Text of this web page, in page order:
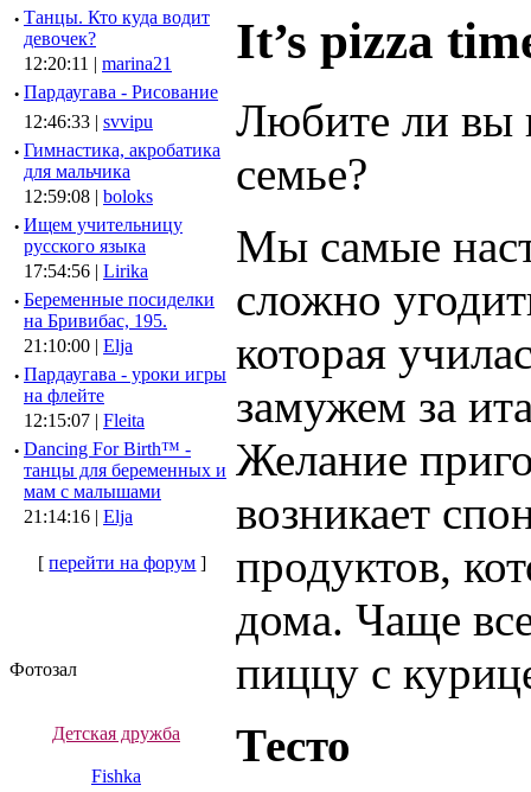
· Танцы. Кто куда водит
девочек?
12:20:11 | marina21
· Пардаугава - Рисование
12:46:33 | svvipu
· Гимнастика, акробатика
для мальчика
12:59:08 | boloks
· Ищем учительницу
русского языка
17:54:56 | Lirika
· Беременные посиделки
на Бривибас, 195.
21:10:00 | Elja
· Пардаугава - уроки игры
на флейте
12:15:07 | Fleita
· Dancing For Birth™ -
танцы для беременных и
мам с малышами
21:14:16 | Elja
[перейти на форум ]
Фотозал
Детская дружба
Fishka
It’s pizza
Любите ли вы
семье?
Мы самые
сложно
которая
замужем за
Желание
возникает
продуктов,
дома. Чаще
пиццу с
Тесто